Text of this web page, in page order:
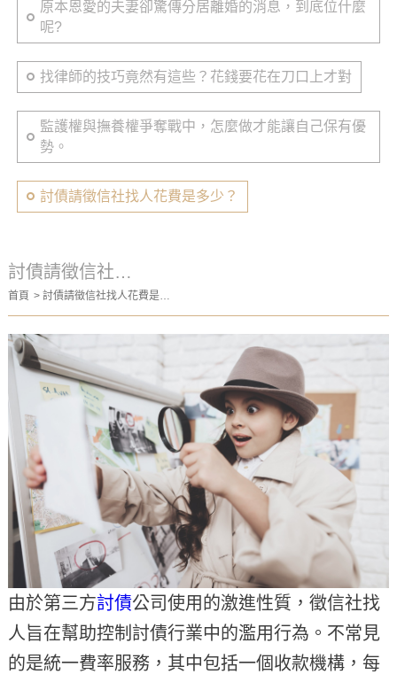
原本恩愛的夫妻卻驚傳分居離婚的消息，到底位什麼
呢?
找律師的技巧竟然有這些？花錢要花在刀口上才對
監護權與撫養權爭奪戰中，怎麼做才能讓自己保有優
勢。
討債請徵信社找人花費是多少？
討債請徵信社找
人花費是多少？
首頁
討債請徵信社找人花費是多
少？
由於第三方討債公司使用的激進性質，徵信社找
人旨在幫助控制討債行業中的濫用行為。不常見
的是統一費率服務，其中包括一個收款機構，每